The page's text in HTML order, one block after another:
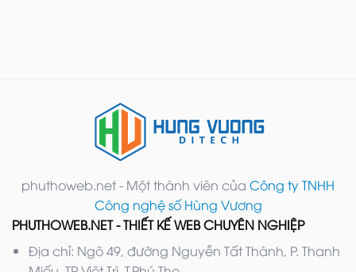
phuthoweb.net - Một thành viên của Công ty TNHH
Công nghệ số Hùng Vương
PHUTHOWEB.NET - THIẾT KẾ WEB CHUYÊN NGHIỆP
Địa chỉ: Ngõ 49, đường Nguyễn Tất Thành, P. Thanh